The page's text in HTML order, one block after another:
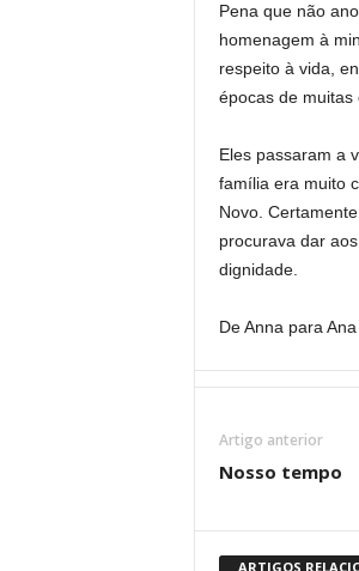
Pena que não
homenagem à
respeito à vida,
épocas de muitas
Eles passaram a
família era muito
Novo.
procurava dar
dignidade.
De Anna para
Artigo anterior
Nosso tempo
ARTIGOS